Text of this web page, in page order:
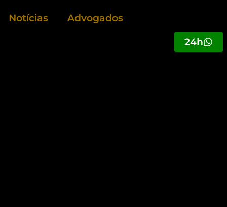
Notícias Advogados
24h